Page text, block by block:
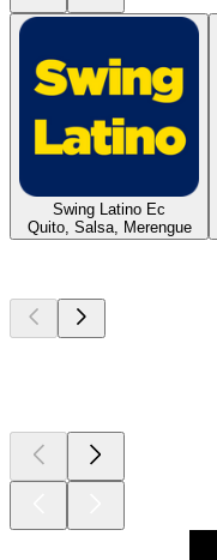
Swing Latino Ec
Quito, Salsa, Merengue